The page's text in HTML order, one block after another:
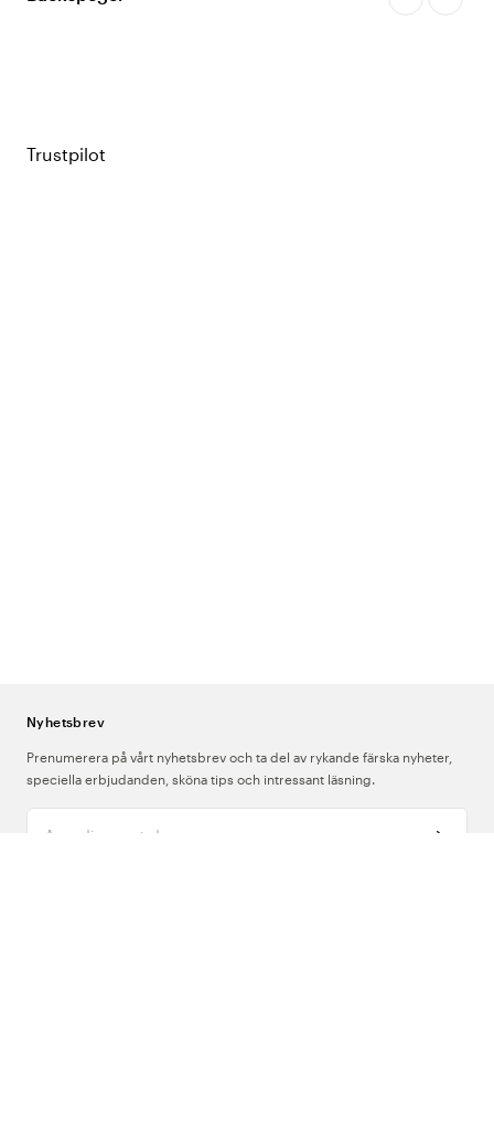
Trustpilot
Nyhetsbrev
Prenumerera på vårt nyhetsbrev och ta del av rykande färska nyheter,
speciella erbjudanden, sköna tips och intressant läsning.